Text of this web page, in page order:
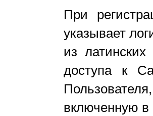
При
указывает
из
доступа к
включенную